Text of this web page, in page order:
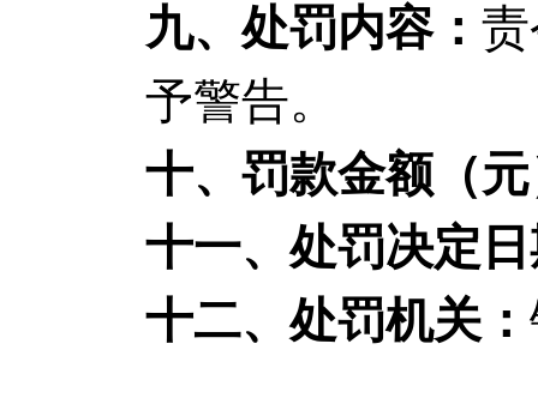
九、处罚内容：
予警告。
十、罚款金额（
十一、处罚决定
十二、处罚机关：